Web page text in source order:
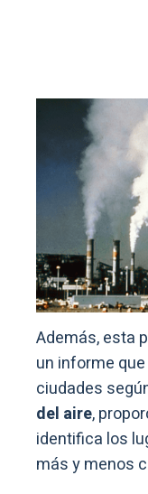
Además, esta
un informe
ciudades
del aire,
identifica los
más y menos